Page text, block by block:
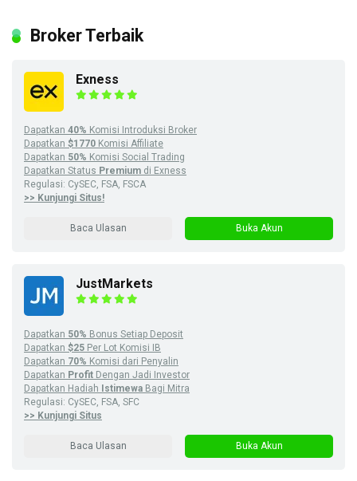
Broker Terbaik
Exness
Dapatkan 40% Komisi Introduksi Broker
Dapatkan $1770 Komisi Affiliate
Dapatkan 50% Komisi Social Trading
Dapatkan Status Premium di Exness
Regulasi: CySEC, FSA, FSCA
>> Kunjungi Situs!
Baca Ulasan Buka Akun
JustMarkets
Dapatkan 50% Bonus Setiap Deposit
Dapatkan $25 Per Lot Komisi IB
Dapatkan 70% Komisi dari Penyalin
Dapatkan Profit Dengan Jadi Investor
Dapatkan Hadiah
Istimewa Bagi Mitra
Regulasi: CySEC, FSA, SFC
>> Kunjungi Situs
Baca Ulasan Buka Akun